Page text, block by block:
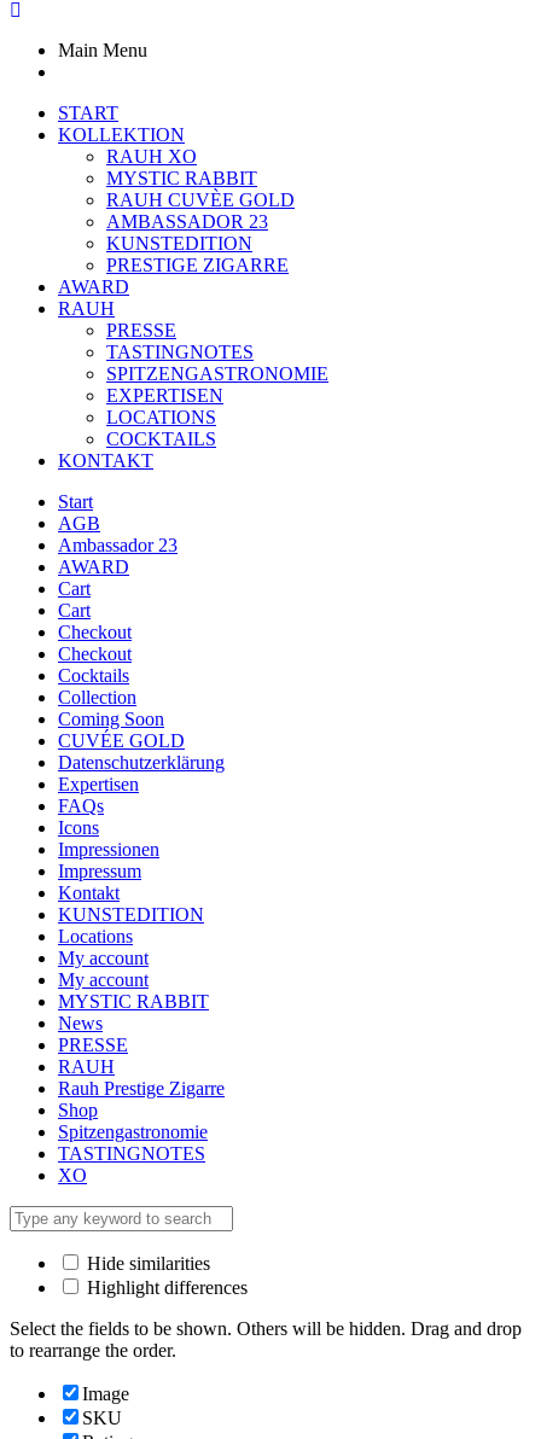
Main Menu
START
KOLLEKTION
RAUH XO
MYSTIC RABBIT
RAUH CUVÈE GOLD
AMBASSADOR 23
KUNSTEDITION
PRESTIGE ZIGARRE
AWARD
RAUH
PRESSE
TASTINGNOTES
SPITZENGASTRONOMIE
EXPERTISEN
LOCATIONS
COCKTAILS
KONTAKT
Start
AGB
Ambassador 23
AWARD
Cart
Cart
Checkout
Checkout
Cocktails
Collection
Coming Soon
CUVÉE GOLD
Datenschutzerklärung
Expertisen
FAQs
Icons
Impressionen
Impressum
Kontakt
KUNSTEDITION
Locations
My account
My account
MYSTIC RABBIT
News
PRESSE
RAUH
Rauh Prestige Zigarre
Shop
Spitzengastronomie
TASTINGNOTES
XO
Hide similarities
Highlight differences
Select the fields to be shown. Others will be hidden. Drag and drop
to rearrange the order.
Image
SKU